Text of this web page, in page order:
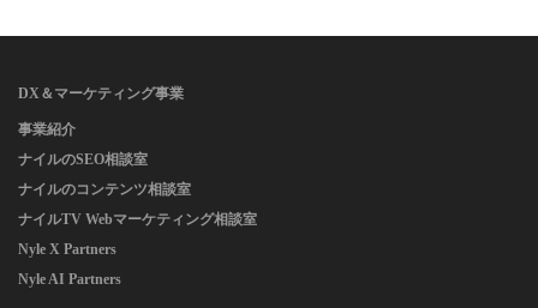
DX＆マーケティング事業
事業紹介
ナイルのSEO相談室
ナイルのコンテンツ相談室
ナイルTV Webマーケティング相談室
Nyle X Partners
Nyle AI Partners